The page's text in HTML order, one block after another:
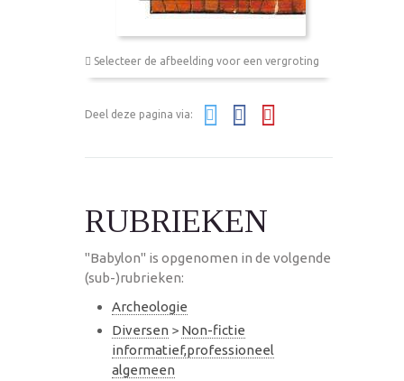
Selecteer de afbeelding voor een vergroting
Deel deze pagina via:
RUBRIEKEN
"Babylon" is opgenomen in de volgende
(sub-)rubrieken:
Archeologie
Diversen > Non-fictie
informatief,professioneel
algemeen